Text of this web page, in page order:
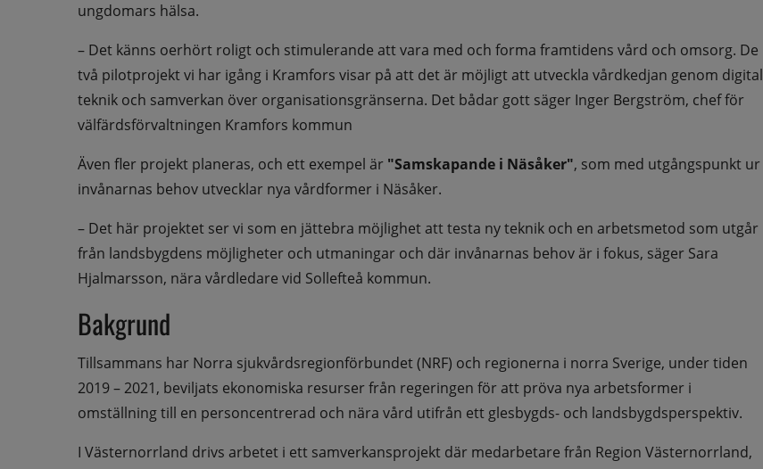
ungdomars hälsa.
– Det känns oerhört roligt och stimulerande att vara med och forma framtidens vård och omsorg. De
två pilotprojekt vi har igång i Kramfors visar på att det är möjligt att utveckla vårdkedjan genom digital
teknik och samverkan över organisationsgränserna. Det bådar gott säger Inger Bergström, chef för
välfärdsförvaltningen Kramfors kommun
Även fler projekt planeras, och ett exempel är "Samskapande i Näsåker", som med utgångspunkt ur
invånarnas behov utvecklar nya vårdformer i Näsåker.
– Det här projektet ser vi som en jättebra möjlighet att testa ny teknik och en arbetsmetod som utgår
från landsbygdens möjligheter och utmaningar och där invånarnas behov är i fokus, säger Sara
Hjalmarsson, nära vårdledare vid Sollefteå kommun.
Bakgrund
Tillsammans har Norra sjukvårdsregionförbundet (NRF) och regionerna i norra Sverige, under tiden
2019 – 2021, beviljats ekonomiska resurser från regeringen för att pröva nya arbetsformer i
omställning till en personcentrerad och nära vård utifrån ett glesbygds- och landsbygdsperspektiv.
I Västernorrland drivs arbetet i ett samverkansprojekt där medarbetare från Region Västernorrland,